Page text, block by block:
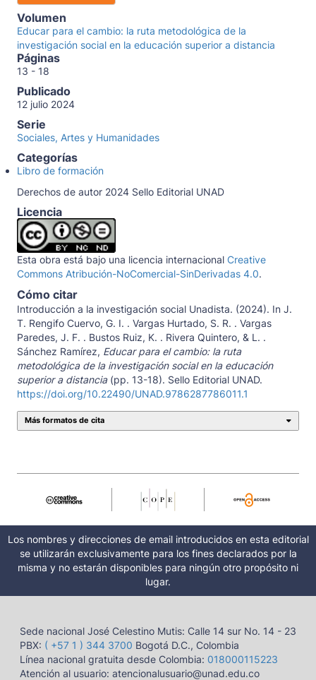
Volumen
Educar para el cambio: la ruta metodológica de la
investigación social en la educación superior a distancia
Páginas
13 - 18
Publicado
12 julio 2024
Serie
Sociales, Artes y Humanidades
Categorías
Libro de formación
Derechos de autor 2024 Sello Editorial UNAD
Licencia
Esta obra está bajo una licencia internacional Creative
Commons Atribución-NoComercial-SinDerivadas 4.0.
Cómo citar
Introducción a la investigación social Unadista. (2024). In J.
T. Rengifo Cuervo, G. I. . Vargas Hurtado, S. R. . Vargas
Paredes, J. F. . Bustos Ruiz, K. . Rivera Quintero, & L. .
Sánchez Ramírez, Educar para el cambio: la ruta
metodológica de la investigación social en la educación
superior a distancia(pp. 13-18). Sello Editorial UNAD.
https://doi.org/10.22490/UNAD.9786287786011.1
Más formatos de cita
Los nombres y direcciones de email introducidos en esta editorial
se utilizarán exclusivamente para los fines declarados por la
misma y no estarán disponibles para ningún otro propósito ni
lugar.
Sede nacional José Celestino Mutis: Calle 14 sur No. 14 - 23
PBX: ( +57 1 ) 344 3700 Bogotá D.C., Colombia
Línea nacional gratuita desde Colombia: 018000115223
Atención al usuario: atencionalusuario@unad.edu.co